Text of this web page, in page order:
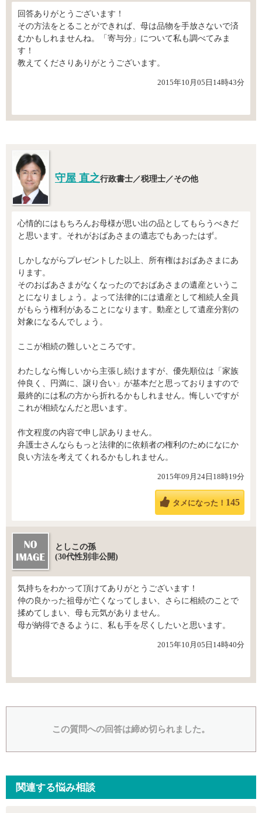
回答ありがとうございます！
その方法をとることができれば、母は品物を手放さないで済
むかもしれませんね。「寄与分」について私も調べてみま
す！
教えてくださりありがとうございます。
2015年10月05日14時43分
守屋 直之行政書士／税理士／その他
心情的にはもちろんお母様が思い出の品としてもらうべきだ
と思います。それがおばあさまの遺志でもあったはず。
しかしながらプレゼントした以上、所有権はおばあさまにあ
ります。
そのおばあさまがなくなったのでおばあさまの遺産というこ
とになりましょう。よって法律的には遺産として相続人全員
がもらう権利があることになります。動産として遺産分割の
対象になるんでしょう。
ここが相続の難しいところです。
わたしなら悔しいから主張し続けますが、優先順位は「家族
仲良く、円満に、譲り合い」が基本だと思っておりますので
最終的には私の方から折れるかもしれません。悔しいですが
これが相続なんだと思います。
作文程度の内容で申し訳ありません。
弁護士さんならもっと法律的に依頼者の権利のためになにか
良い方法を考えてくれるかもしれません。
2015年09月24日18時19分
タメになった！ 145
としこの孫
(30代性別非公開)
気持ちをわかって頂けてありがとうございます！
仲の良かった祖母が亡くなってしまい、さらに相続のことで
揉めてしまい、母も元気がありません。
母が納得できるように、私も手を尽くしたいと思います。
2015年10月05日14時40分
この質問への回答は締め切られました。
関連する悩み相談